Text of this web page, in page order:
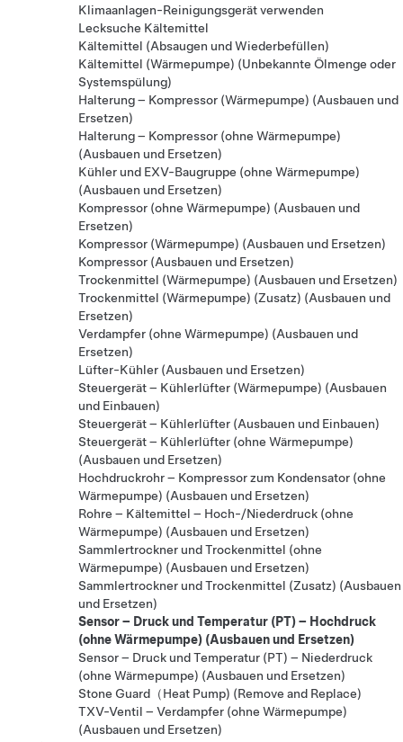
Klimaanlagen-Reinigungsgerät verwenden
Lecksuche Kältemittel
Kältemittel (Absaugen und Wiederbefüllen)
Kältemittel (Wärmepumpe) (Unbekannte Ölmenge oder
Systemspülung)
Halterung – Kompressor (Wärmepumpe) (Ausbauen und
Ersetzen)
Halterung – Kompressor (ohne Wärmepumpe)
(Ausbauen und Ersetzen)
Kühler und EXV-Baugruppe (ohne Wärmepumpe)
(Ausbauen und Ersetzen)
Kompressor (ohne Wärmepumpe) (Ausbauen und
Ersetzen)
Kompressor (Wärmepumpe) (Ausbauen und Ersetzen)
Kompressor (Ausbauen und Ersetzen)
Trockenmittel (Wärmepumpe) (Ausbauen und Ersetzen)
Trockenmittel (Wärmepumpe) (Zusatz) (Ausbauen und
Ersetzen)
Verdampfer (ohne Wärmepumpe) (Ausbauen und
Ersetzen)
Lüfter-Kühler (Ausbauen und Ersetzen)
Steuergerät – Kühlerlüfter (Wärmepumpe) (Ausbauen
und Einbauen)
Steuergerät – Kühlerlüfter (Ausbauen und Einbauen)
Steuergerät – Kühlerlüfter (ohne Wärmepumpe)
(Ausbauen und Ersetzen)
Hochdruckrohr – Kompressor zum Kondensator (ohne
Wärmepumpe) (Ausbauen und Ersetzen)
Rohre – Kältemittel – Hoch-/Niederdruck (ohne
Wärmepumpe) (Ausbauen und Ersetzen)
Sammlertrockner und Trockenmittel (ohne
Wärmepumpe) (Ausbauen und Ersetzen)
Sammlertrockner und Trockenmittel (Zusatz) (Ausbauen
und Ersetzen)
Sensor – Druck und Temperatur (PT) – Hochdruck
(ohne Wärmepumpe) (Ausbauen und Ersetzen)
Sensor – Druck und Temperatur (PT) – Niederdruck
(ohne Wärmepumpe) (Ausbauen und Ersetzen)
Stone Guard（Heat Pump) (Remove and Replace)
TXV-Ventil – Verdampfer (ohne Wärmepumpe)
(Ausbauen und Ersetzen)